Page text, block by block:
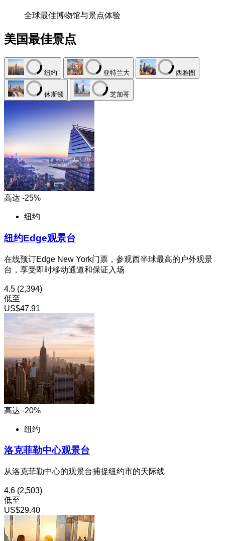
全球最佳博物馆与景点体验
美国最佳景点
纽约 亚特兰大 西雅图
休斯顿 芝加哥
高达 -25%
纽约
纽约Edge观景台
在线预订Edge New York门票，参观西半球最高的户外观景
台，享受即时移动通道和保证入场
4.5 (2,394)
低至
US$47.91
高达 -20%
纽约
洛克菲勒中心观景台
从洛克菲勒中心的观景台捕捉纽约市的天际线
4.6 (2,503)
低至
US$29.40